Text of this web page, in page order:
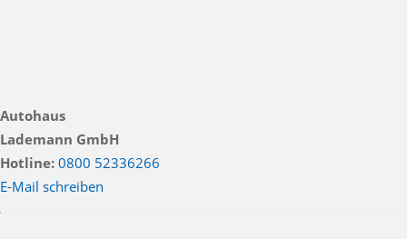
Autohaus
Lademann GmbH
Hotline: 0800 52336266
E-Mail schreiben